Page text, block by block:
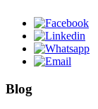
Blog